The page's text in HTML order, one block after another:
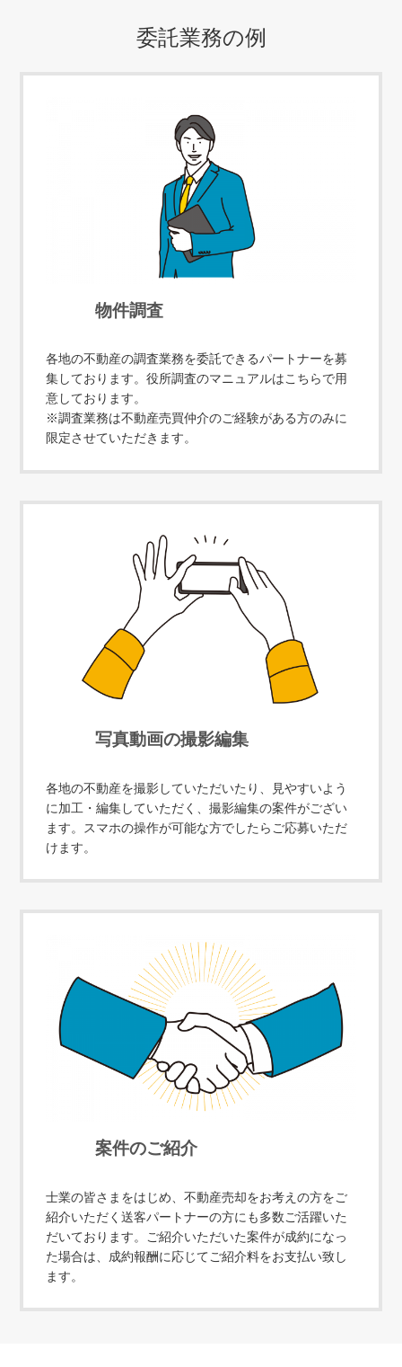
委託業務の例
物件調査
各地の不動産の調査業務を委託できるパートナーを募
集しております。役所調査のマニュアルはこちらで用
意しております。
※調査業務は不動産売買仲介のご経験がある方のみに
限定させていただきます。
写真動画の撮影編集
各地の不動産を撮影していただいたり、見やすいよう
に加工・編集していただく、撮影編集の案件がござい
ます。スマホの操作が可能な方でしたらご応募いただ
けます。
案件のご紹介
士業の皆さまをはじめ、不動産売却をお考えの方をご
紹介いただく送客パートナーの方にも多数ご活躍いた
だいております。ご紹介いただいた案件が成約になっ
た場合は、成約報酬に応じてご紹介料をお支払い致し
ます。